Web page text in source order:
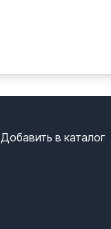
Добавить в каталог